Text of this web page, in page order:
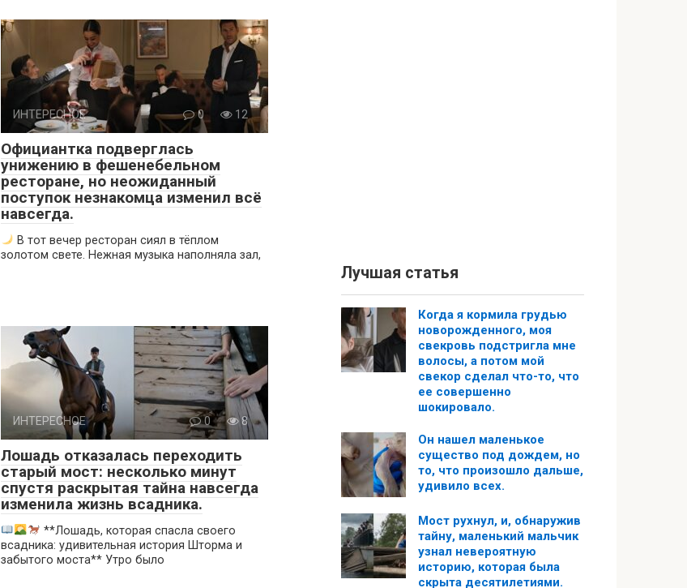
ИНТЕРЕСНОЕ 0 12
Официантка подверглась
унижению в фешенебельном
ресторане, но неожиданный
поступок незнакомца изменил всё
навсегда.
В тот вечер ресторан сиял в тёплом
золотом свете. Нежная музыка наполняла зал,
ИНТЕРЕСНОЕ 0 8
Лошадь отказалась переходить
старый мост: несколько минут
спустя раскрытая тайна навсегда
изменила жизнь всадника.
**Лошадь, которая спасла своего
всадника: удивительная история Шторма и
забытого моста** Утро было
Лучшая статья
Когда я кормила грудью
новорожденного, моя
свекровь подстригла мне
волосы, а потом мой
свекор сделал что-то, что
ее совершенно
шокировало.
Он нашел маленькое
существо под дождем, но
то, что произошло дальше,
удивило всех.
Мост рухнул, и, обнаружив
тайну, маленький мальчик
узнал невероятную
историю, которая была
скрыта десятилетиями.